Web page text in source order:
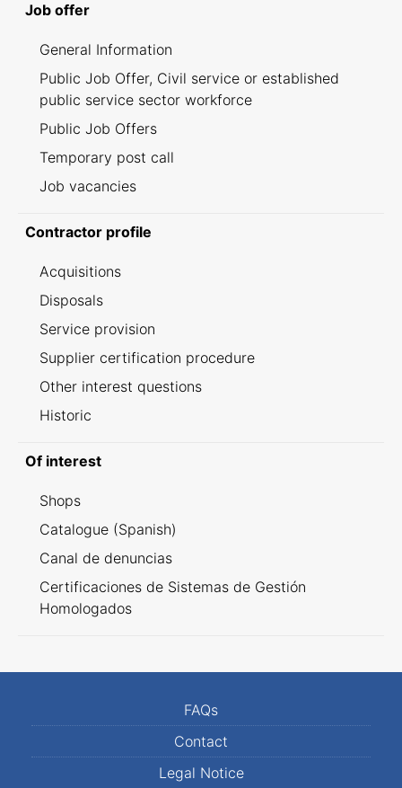
Job offer
General Information
Public Job Offer, Civil service or established
public service sector workforce
Public Job Offers
Temporary post call
Job vacancies
Contractor profile
Acquisitions
Disposals
Service provision
Supplier certification procedure
Other interest questions
Historic
Of interest
Shops
Catalogue (Spanish)
Canal de denuncias
Certificaciones de Sistemas de Gestión
Homologados
FAQs
Contact
Legal Notice